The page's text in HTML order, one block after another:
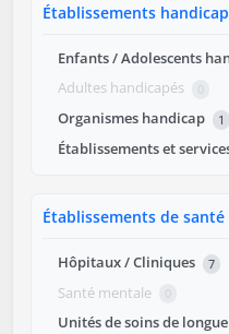
Établissements
Enfants / Adolescents
Adultes handicapés 0
Organismes handicap 1
Établissements et
Établissements de santé
Hôpitaux / Cliniques 7
Santé mentale 0
Unités de soins de